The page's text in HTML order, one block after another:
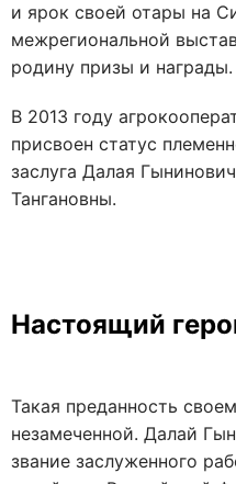
и ярок своей отары на
межрегиональной
родину призы и награды.
В 2013 году
присвоен статус
заслуга Далая
Тангановны.
Настоящий
Такая преданность
незамеченной. Далай
звание заслуженного